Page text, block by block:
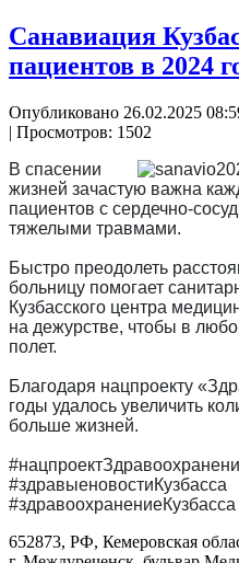
Санавиация
пациентов в 2024
Опубликовано 26.02.2025
| Просмотров: 1502
В спасении
жизней зачастую важна
пациентов с сердечно-
тяжелыми травмами.
Быстро преодолеть
больницу помогает
Кузбасского центра
на дежурстве, чтобы в
полет.
Благодаря нацпроекту
годы удалось увеличить
больше жизней.
#здравыеновостиКузбасса
#здравоохранениеКузбасса
652873, РФ, Кемеровская